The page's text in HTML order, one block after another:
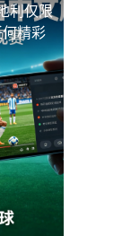
利仅限
精彩